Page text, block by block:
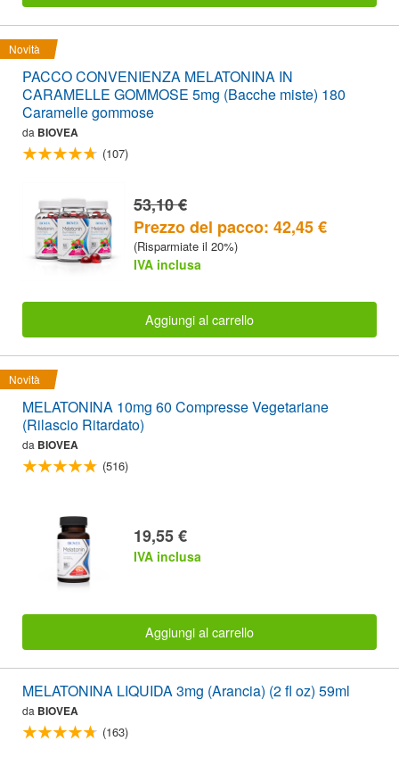
Novità
PACCO CONVENIENZA MELATONINA IN
CARAMELLE GOMMOSE 5mg (Bacche miste) 180
Caramelle gommose
da BIOVEA
(107)
53,10 €
Prezzo del pacco: 42,45 €
(Risparmiate il 20%)
IVA inclusa
Aggiungi al carrello
Novità
MELATONINA 10mg 60 Compresse Vegetariane
(Rilascio Ritardato)
da BIOVEA
(516)
19,55 €
IVA inclusa
Aggiungi al carrello
MELATONINA LIQUIDA 3mg (Arancia) (2 fl oz) 59ml
da BIOVEA
(163)